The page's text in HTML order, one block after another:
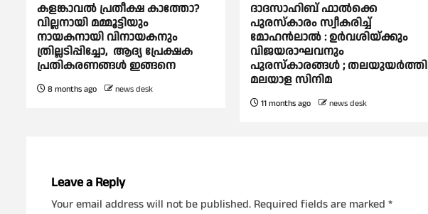
കളങ്കാവല്‍ പ്രതീക്ഷ കാത്തോ?
വില്ലനായി മമ്മൂട്ടിയും
നായകനായി വിനായകനും
ത്രില്ലടിപ്പിച്ചോ, ആദ്യ പ്രേക്ഷക
പ്രതികരണങ്ങള്‍ ഇങ്ങനെ
8 months ago news desk
ദാദസാഹിബ് ഫാല്‍ക്കെ
പുരസ്കാരം സ്വീകരിച്ച്‌
മോഹൻലാല്‍ : ഉര്‍വശിയ്ക്കും
വിജയരാഘവനും
പുരസ്കാരങ്ങള്‍ ; തലയുയര്‍ത്തി
മലയാള സിനിമ
11 months ago news desk
Leave a Reply
Your email address will not be published. Required fields are marked *